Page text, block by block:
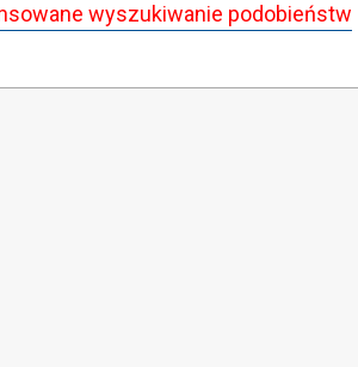
wyszukiwanie podobieństw